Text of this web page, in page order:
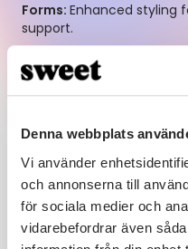
Denna webbplats
Vi använder
och annonserna till
för sociala medier och
vidarebefordrar även
Forms: Enhanced styling
support.
CRM:Security
logs.
Download release notes